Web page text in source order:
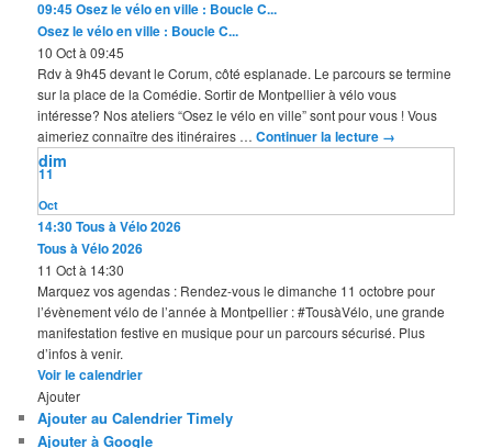
09:45Osez le vélo en ville : Boucle C...
Osez le vélo en ville : Boucle C...
10 Oct à 09:45
Rdv à 9h45 devant le Corum, côté esplanade. Le parcours se termine
sur la place de la Comédie. Sortir de Montpellier à vélo vous
intéresse? Nos ateliers “Osez le vélo en ville” sont pour vous ! Vous
aimeriez connaître des itinéraires …Continuer la lecture →
Oct
11
dim
14:30Tous à Vélo 2026
Tous à Vélo 2026
11 Oct à 14:30
Marquez vos agendas : Rendez-vous le dimanche 11 octobre pour
l’évènement vélo de l’année à Montpellier : #TousàVélo, une grande
manifestation festive en musique pour un parcours sécurisé. Plus
d’infos à venir.
Voir le calendrier
Ajouter
Ajouter au Calendrier Timely
Ajouter à Google